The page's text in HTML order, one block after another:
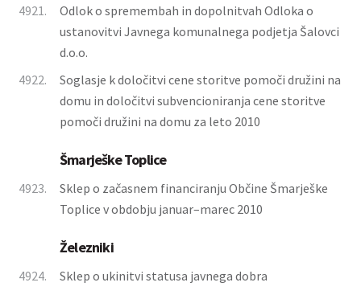
4921.
Odlok o spremembah in dopolnitvah Odloka o
ustanovitvi Javnega komunalnega podjetja Šalovci
d.o.o.
4922.
Soglasje k določitvi cene storitve pomoči družini na
domu in določitvi subvencioniranja cene storitve
pomoči družini na domu za leto 2010
Šmarješke Toplice
4923.
Sklep o začasnem financiranju Občine Šmarješke
Toplice v obdobju januar–marec 2010
Železniki
4924. Sklep o ukinitvi statusa javnega dobra